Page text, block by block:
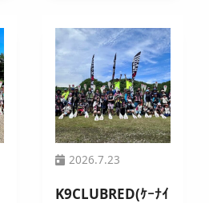
2026.7.23
K9CLUBRED(ｹｰﾅｲ